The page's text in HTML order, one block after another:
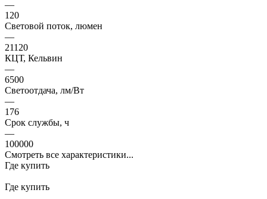
—
120
Световой поток, люмен
—
21120
КЦТ, Кельвин
—
6500
Светоотдача, лм/Вт
—
176
Срок службы, ч
—
100000
Смотреть все характеристики...
Где купить
Где купить